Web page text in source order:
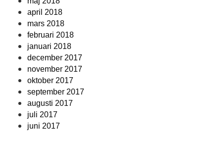
april 2018
mars 2018
februari 2018
januari 2018
december 2017
november 2017
oktober 2017
september 2017
augusti 2017
juli 2017
juni 2017